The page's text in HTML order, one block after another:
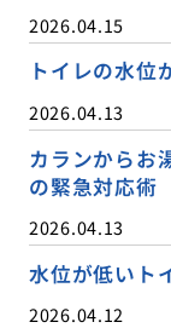
2026.04.15
トイレの水位
2026.04.13
カランからお
の緊急対応術
2026.04.13
水位が低いト
2026.04.12